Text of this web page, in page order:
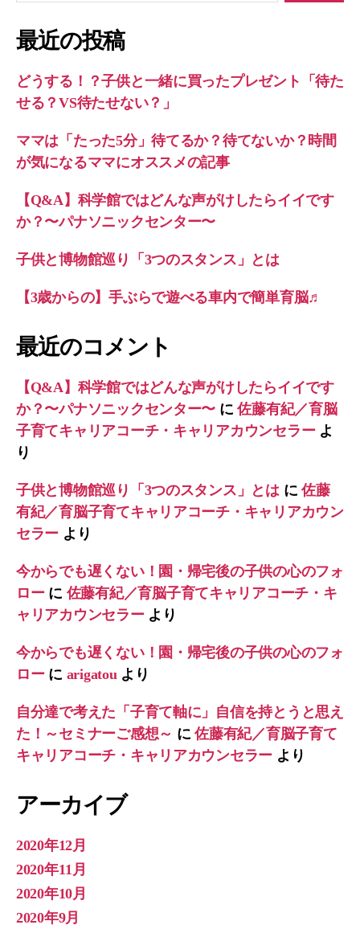
象:
最近の投稿
どうする！？子供と一緒に買ったプレゼント「待た
せる？VS待たせない？」
ママは「たった5分」待てるか？待てないか？時間
が気になるママにオススメの記事
【Q&A】科学館ではどんな声がけしたらイイです
か？〜パナソニックセンター〜
子供と博物館巡り「3つのスタンス」とは
【3歳からの】手ぶらで遊べる車内で簡単育脳♬
最近のコメント
【Q&A】科学館ではどんな声がけしたらイイです
か？〜パナソニックセンター〜 に佐藤有紀／育脳
子育てキャリアコーチ・キャリアカウンセラーよ
り
子供と博物館巡り「3つのスタンス」とはに佐藤
有紀／育脳子育てキャリアコーチ・キャリアカウン
セラー より
今からでも遅くない！園・帰宅後の子供の心のフォ
ローに 佐藤有紀／育脳子育てキャリアコーチ・キ
ャリアカウンセラーより
今からでも遅くない！園・帰宅後の子供の心のフォ
ローに arigatouより
自分達で考えた「子育て軸に」自信を持とうと思え
た！～セミナーご感想～ に佐藤有紀／育脳子育て
キャリアコーチ・キャリアカウンセラー より
アーカイブ
2020年12月
2020年11月
2020年10月
2020年9月